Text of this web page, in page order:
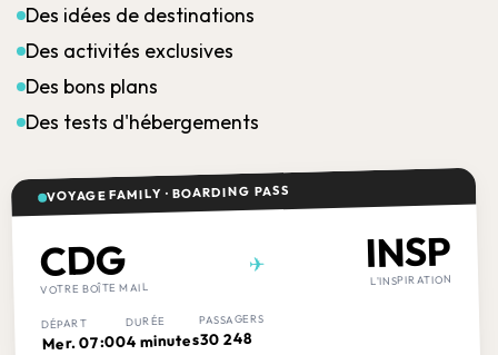
Des idées de destinations
Des activités exclusives
Des bons plans
Des tests d'hébergements
VOYAGE FAMILY · BOARDING PASS
CDG
VOTRE BOÎTE MAIL
✈ INSP
L'INSPIRATION
DÉPART
Mer. 07:00
DURÉE
4 minutes
PASSAGERS
30 248